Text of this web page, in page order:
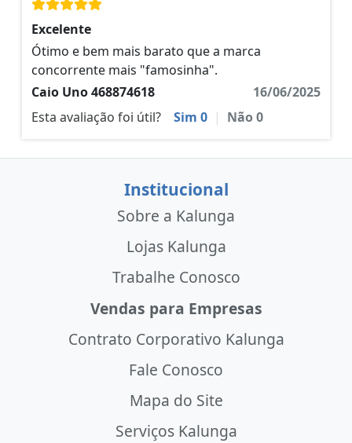
Excelente
Ótimo e bem mais barato que a marca
concorrente mais "famosinha".
Caio Uno 468874618
16/06/2025
Esta avaliação foi útil?
Sim 0 | Não0
Institucional
Sobre a Kalunga
Lojas Kalunga
Trabalhe Conosco
Vendas para Empresas
Contrato Corporativo Kalunga
Fale Conosco
Mapa do Site
Serviços Kalunga